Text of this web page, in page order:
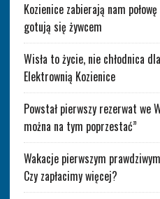
Kozienice zabierają nam
gotują się żywcem
Wisła to życie, nie chłodnica
Elektrownią Kozienice
Powstał pierwszy rezerwat we
można na tym poprzestać”
Wakacje pierwszym
Czy zapłacimy więcej?